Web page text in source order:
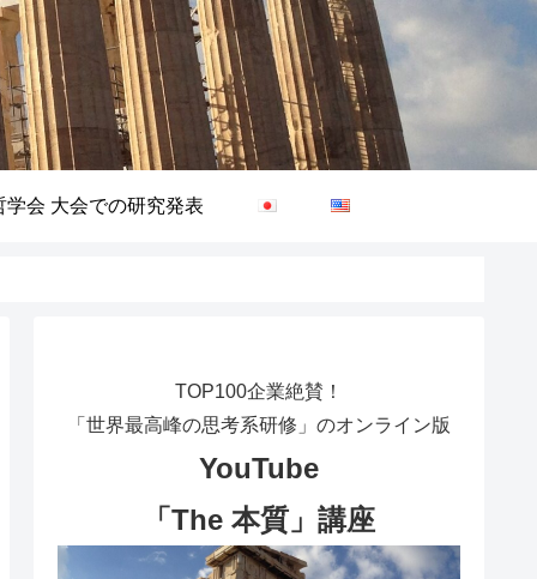
学会 大会での研究発表
TOP100企業絶賛！
「世界最高峰の思考系研修」のオンライン版
YouTube
「The 本質」講座